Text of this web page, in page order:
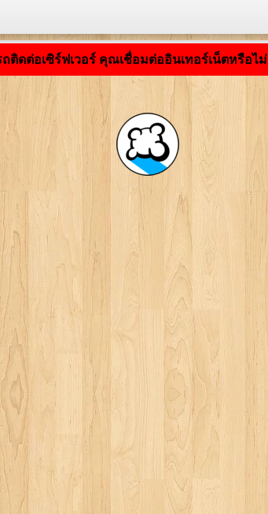
ติดต่อเซิร์ฟเวอร์ คุณเชื่อมต่ออินเทอร์เน็ตหรือไม่
กำลังโหลดแอปพลิเคชัน ... ...